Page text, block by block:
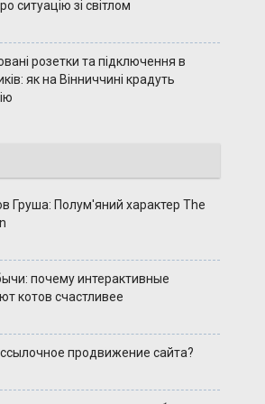
ситуацію зі світлом
розетки та підключення в
як на Вінниччині крадуть
Груша: Полум'яний характер The
почему интерактивные
котов счастливее
продвижение сайта?